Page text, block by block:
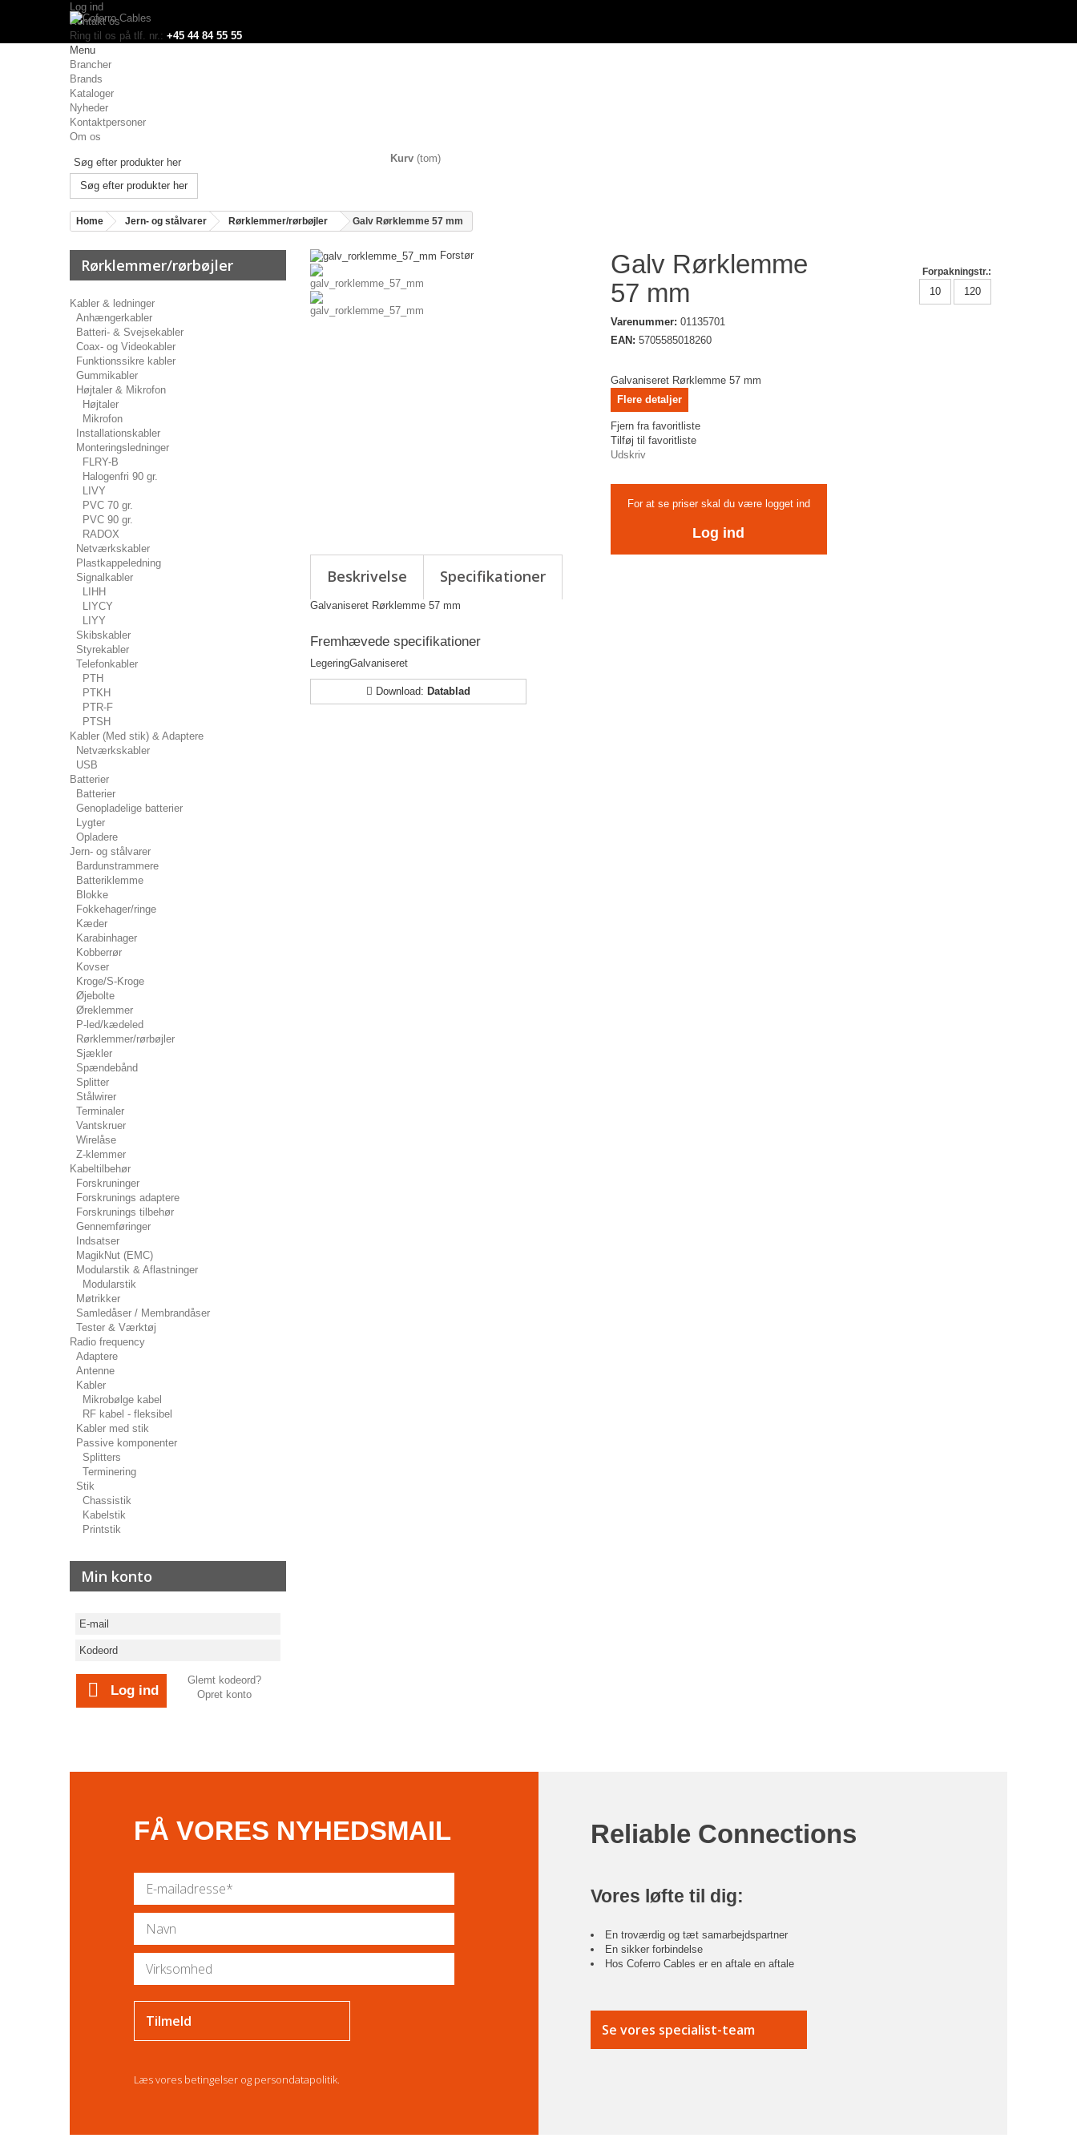
Log ind
Kontakt os
Ring til os på tlf. nr.: +45 44 84 55 55
Menu
Brancher
Brands
Kataloger
Nyheder
Kontaktpersoner
Om os
Søg efter produkter her
Kurv (tom)
Home Jern- og stålvarer Rørklemmer/rørbøjler Galv Rørklemme 57 mm
Rørklemmer/rørbøjler
Kabler & ledninger
Anhængerkabler
Batteri- & Svejsekabler
Coax- og Videokabler
Funktionssikre kabler
Gummikabler
Højtaler & Mikrofon
Højtaler
Mikrofon
Installationskabler
Monteringsledninger
FLRY-B
Halogenfri 90 gr.
LIVY
PVC 70 gr.
PVC 90 gr.
RADOX
Netværkskabler
Plastkappeledning
Signalkabler
LIHH
LIYCY
LIYY
Skibskabler
Styrekabler
Telefonkabler
PTH
PTKH
PTR-F
PTSH
Kabler (Med stik) & Adaptere
Netværkskabler
USB
Batterier
Batterier
Genopladelige batterier
Lygter
Opladere
Jern- og stålvarer
Bardunstrammere
Batteriklemme
Blokke
Fokkehager/ringe
Kæder
Karabinhager
Kobberrør
Kovser
Kroge/S-Kroge
Øjebolte
Øreklemmer
P-led/kædeled
Rørklemmer/rørbøjler
Sjækler
Spændebånd
Splitter
Stålwirer
Terminaler
Vantskruer
Wirelåse
Z-klemmer
Kabeltilbehør
Forskruninger
Forskrunings adaptere
Forskrunings tilbehør
Gennemføringer
Indsatser
MagikNut (EMC)
Modularstik & Aflastninger
Modularstik
Møtrikker
Samledåser / Membrandåser
Tester & Værktøj
Radio frequency
Adaptere
Antenne
Kabler
Mikrobølge kabel
RF kabel - fleksibel
Kabler med stik
Passive komponenter
Splitters
Terminering
Stik
Chassistik
Kabelstik
Printstik
Min konto
Log ind
Glemt kodeord?
Opret konto
Forstør
Galv Rørklemme
57 mm
Varenummer: 01135701
EAN: 5705585018260
Galvaniseret Rørklemme 57 mm
Flere detaljer
Fjern fra favoritliste
Tilføj til favoritliste
Udskriv
For at se priser skal du være logget ind
Log ind
Forpakningstr.:
10 120
Beskrivelse Specifikationer
Galvaniseret Rørklemme 57 mm
Fremhævede specifikationer
LegeringGalvaniseret
Download: Datablad
FÅ VORES NYHEDSMAIL
Læs vores betingelser og persondatapolitik.
Reliable Connections
Vores løfte til dig:
En troværdig og tæt samarbejdspartner
En sikker forbindelse
Hos Coferro Cables er en aftale en aftale